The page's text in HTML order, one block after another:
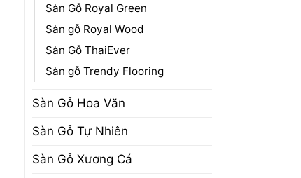
Sàn Gỗ Royal Green
Sàn gỗ Royal Wood
Sàn Gỗ ThaiEver
Sàn gỗ Trendy Flooring
Sàn Gỗ Hoa Văn
Sàn Gỗ Tự Nhiên
Sàn Gỗ Xương Cá